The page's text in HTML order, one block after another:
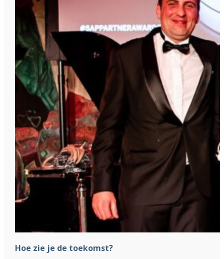
Hoe zie je de toekomst?